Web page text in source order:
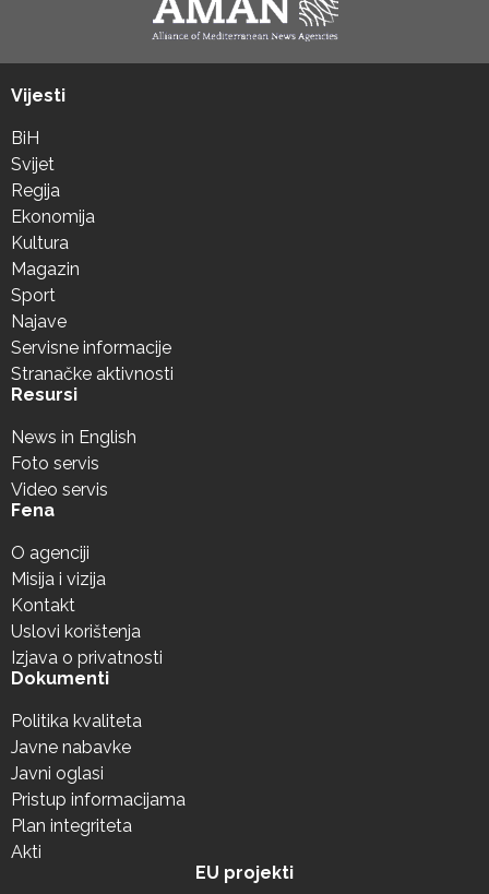
Vijesti
BiH
Svijet
Regija
Ekonomija
Kultura
Magazin
Sport
Najave
Servisne informacije
Stranačke aktivnosti
Resursi
News in English
Foto servis
Video servis
Fena
O agenciji
Misija i vizija
Kontakt
Uslovi korištenja
Izjava o privatnosti
Dokumenti
Politika kvaliteta
Javne nabavke
Javni oglasi
Pristup informacijama
Plan integriteta
Akti
EU projekti